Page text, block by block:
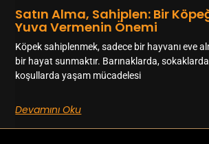
Satın Alma, Sahiplen: Bir
Yuva Vermenin Önemi
Köpek sahiplenmek, sadece bir hayvanı eve
bir hayat sunmaktır. Barınaklarda,
koşullarda yaşam mücadelesi
Devamını Oku